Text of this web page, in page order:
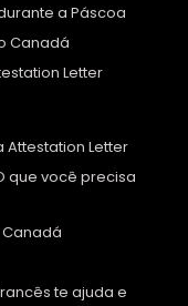
a Páscoa
Canadá
Letter
Letter
que você precisa
te ajuda e